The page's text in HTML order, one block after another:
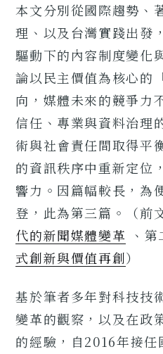
本文分別從國際趨勢、
理、以及台灣實踐出發
驅動下的內容制度變化
論以民主價值為核心的
向，媒體未來的競爭力
信任、專業與資料治理
術與社會責任間取得平
的資訊秩序中重新定位
響力。因篇幅較長，為
登，此為第三篇。（前
代的新聞媒體變革 、
式創新與價值再創）
基於筆者多年對科技技
變革的觀察，以及在政
的經驗，自2016年接任